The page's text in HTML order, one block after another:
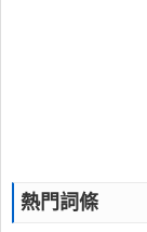
熱門詞條